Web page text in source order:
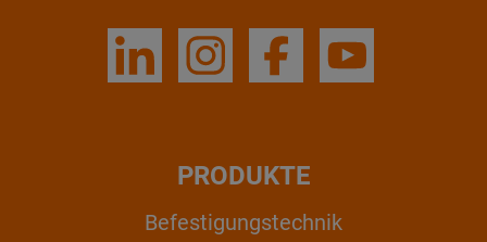
PRODUKTE
Befestigungstechnik